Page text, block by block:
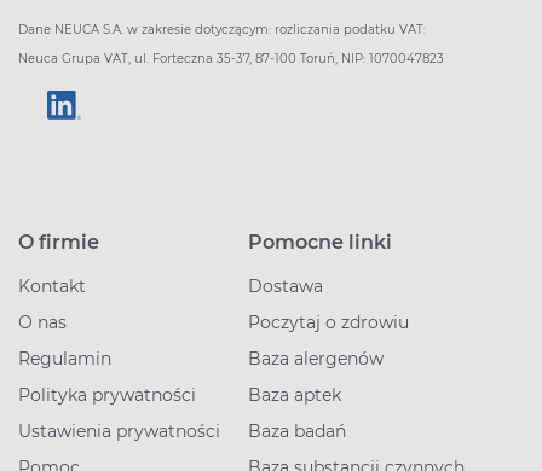
Dane NEUCA S.A. w zakresie dotyczącym: rozliczania podatku VAT:
Neuca Grupa VAT, ul. Forteczna 35-37, 87-100 Toruń, NIP: 1070047823
O firmie
Kontakt
O nas
Regulamin
Polityka prywatności
Ustawienia prywatności
Pomocne linki
Dostawa
Poczytaj o zdrowiu
Baza alergenów
Baza aptek
Baza badań